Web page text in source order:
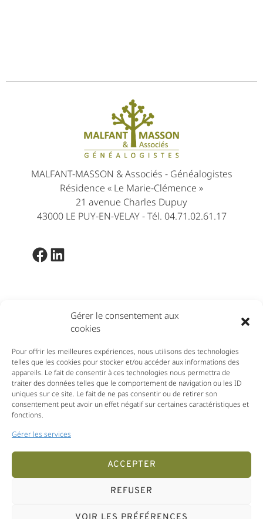
Gérer le consentement aux
cookies
Pour offrir les meilleures expériences, nous utilisons des technologies
telles que les cookies pour stocker et/ou accéder aux informations des
appareils. Le fait de consentir à ces technologies nous permettra de
traiter des données telles que le comportement de navigation ou les ID
uniques sur ce site. Le fait de ne pas consentir ou de retirer son
consentement peut avoir un effet négatif sur certaines caractéristiques et
fonctions.
Gérer les services
ACCEPTER
REFUSER
MALFANT-MASSON & Associés - Généalogistes
Résidence « Le Marie-Clémence »
21 avenue Charles Dupuy
43000 LE PUY-EN-VELAY - Tél. 04.71.02.61.17
Facebook
LinkedIn
Mentions légales